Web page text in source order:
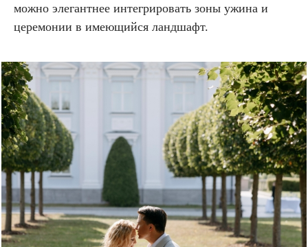
можно элегантнее интегрировать зоны ужина и
церемонии в имеющийся ландшафт.